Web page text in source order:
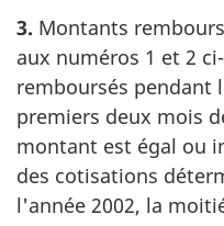
3. Montants
aux numéros 1 et 2
remboursés pendant
premiers deux mois
montant est égal ou
des cotisations
l'année 2002, la